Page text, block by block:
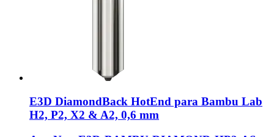
E3D DiamondBack HotEnd para Bambu Lab
H2, P2, X2 & A2, 0,6 mm